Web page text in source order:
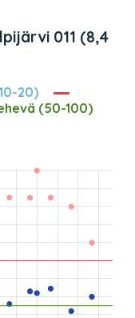
011 (8,4
20)
(50-100)